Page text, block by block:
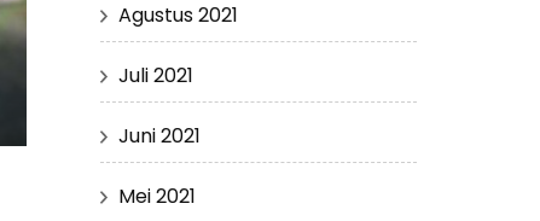
Agustus 2021
Juli 2021
Juni 2021
Mei 2021